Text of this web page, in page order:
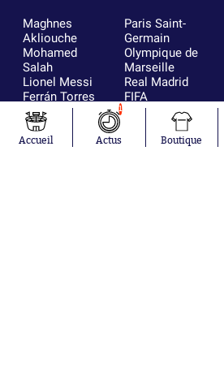
Maghnes
Akliouche
Mohamed
Salah
Lionel Messi
Ferrán Torres
Kilian Corredor
Franco
Mastantuono
Paris Saint-
Germain
Olympique de
Marseille
Real Madrid
FIFA
Olympique
AS Monaco
Accueil
1
Actus Boutique